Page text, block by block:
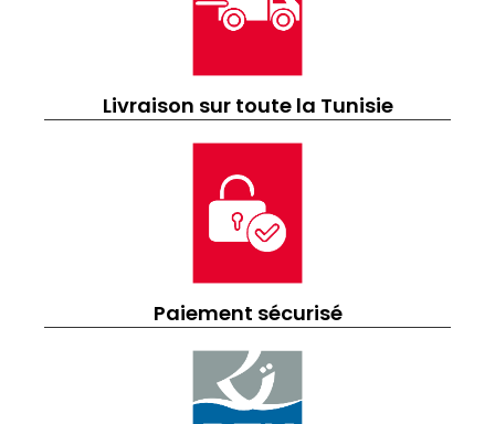
Livraison sur toute la Tunisie
Paiement sécurisé